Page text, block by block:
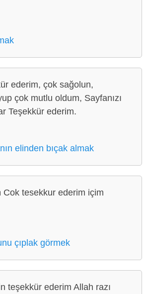
ederim, çok sağolun,
çok mutlu oldum, Sayfanızı
Teşekkür ederim.
elinden bıçak almak
Cok tesekkur ederim içim
çıplak görmek
teşekkür ederim Allah razı